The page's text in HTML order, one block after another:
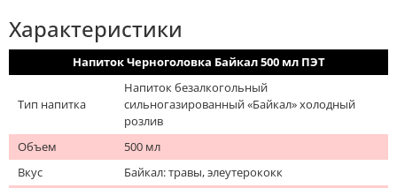
Характеристики
Напиток Черноголовка Байкал 500 мл ПЭТ
Тип напитка
Напиток безалкогольный
сильногазированный «Байкал» холодный
розлив
Объем
500 мл
Вкус
Байкал: травы, элеутерококк